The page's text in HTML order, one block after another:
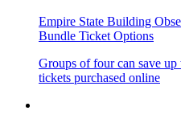
Empire State Building
Bundle Ticket Options
Groups of four can save
tickets purchased online